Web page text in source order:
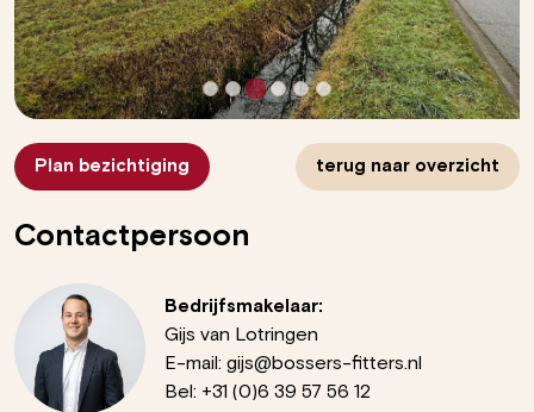
Plan bezichtiging terug naar overzicht
Contactpersoon
Bedrijfsmakelaar:
Gijs van Lotringen
E-mail: gijs@bossers-fitters.nl
Bel: +31 (0)6 39 57 56 12